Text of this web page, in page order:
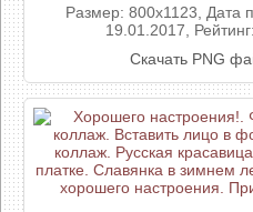
Размер: 800x1123, Дата
19.01.2017,
Скачать PNG